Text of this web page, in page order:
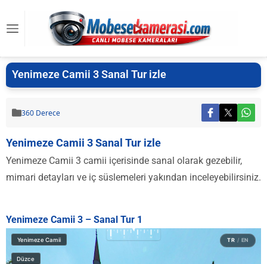
Yenimeze Camii 3 Sanal Tur izle
360 Derece
Yenimeze Camii 3 Sanal Tur izle
Yenimeze Camii 3 camii içerisinde sanal olarak gezebilir,
mimari detayları ve iç süslemeleri yakından inceleyebilirsiniz.
Yenimeze Camii 3 – Sanal Tur 1